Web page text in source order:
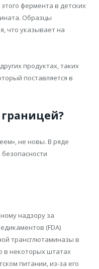
фермента в детских
Образцы
что указывает на
продуктах, таких
поставляется в
границей?
не новы. В ряде
надзору за
(FDA)
трансглютаминазы в
некоторых штатах
питании, из-за его